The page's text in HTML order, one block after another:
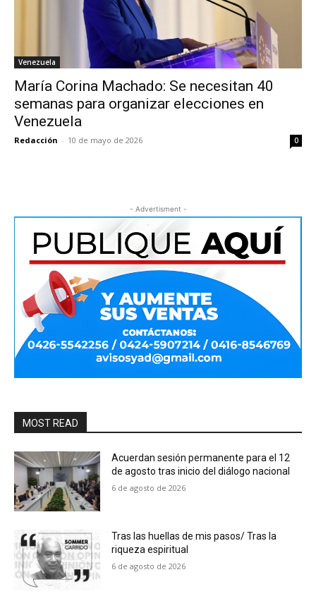
Venezuela
María Corina Machado: Se necesitan 40
semanas para organizar elecciones en
Venezuela
Redacción - 10 de mayo de 2026 0
- Advertisment -
MOST READ
Acuerdan sesión permanente para el 12
de agosto tras inicio del diálogo nacional
6 de agosto de 2026
Tras las huellas de mis pasos/ Tras la
riqueza espiritual
6 de agosto de 2026